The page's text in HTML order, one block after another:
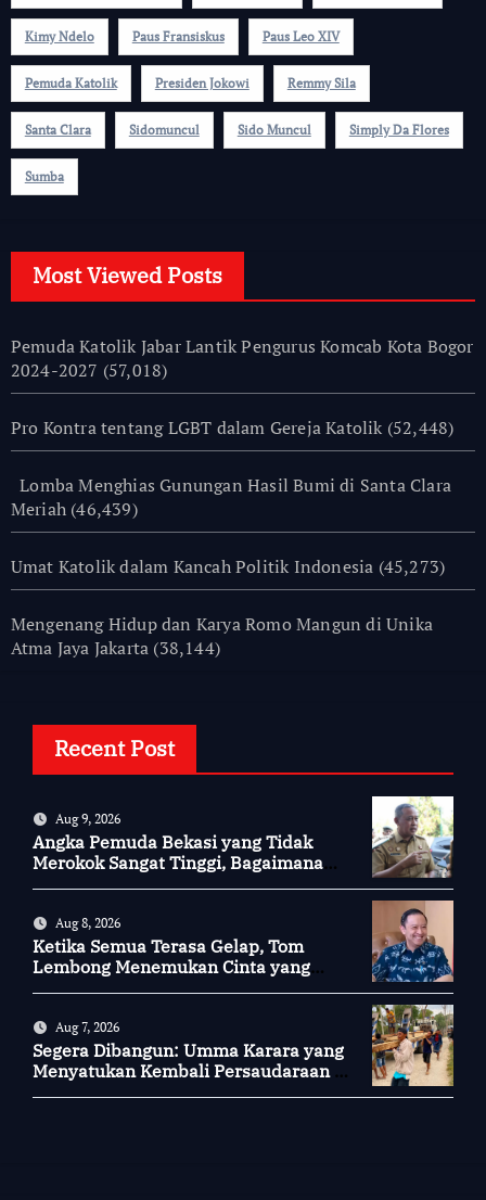
Kimy Ndelo Paus Fransiskus Paus Leo XIV
Pemuda Katolik Presiden Jokowi Remmy Sila
Santa Clara Sidomuncul Sido Muncul Simply Da Flores
Sumba
Most Viewed Posts
Pemuda Katolik Jabar Lantik Pengurus Komcab Kota Bogor
2024-2027 (57,018)
Pro Kontra tentang LGBT dalam Gereja Katolik (52,448)
Lomba Menghias Gunungan Hasil Bumi di Santa Clara
Meriah (46,439)
Umat Katolik dalam Kancah Politik Indonesia (45,273)
Mengenang Hidup dan Karya Romo Mangun di Unika
Atma Jaya Jakarta (38,144)
Recent Post
Aug 9, 2026
Angka Pemuda Bekasi yang Tidak
Merokok Sangat Tinggi, Bagaimana
Aug 8, 2026
Ketika Semua Terasa Gelap, Tom
Lembong Menemukan Cinta yang
Aug 7, 2026
Segera Dibangun: Umma Karara yang
Menyatukan Kembali Persaudaraan di